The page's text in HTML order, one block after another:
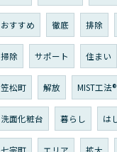
おすすめ 徹底 排除
掃除 サポート 住まい
笠松町 解放 MIST工法®︎
洗面化粧台 暮らし は